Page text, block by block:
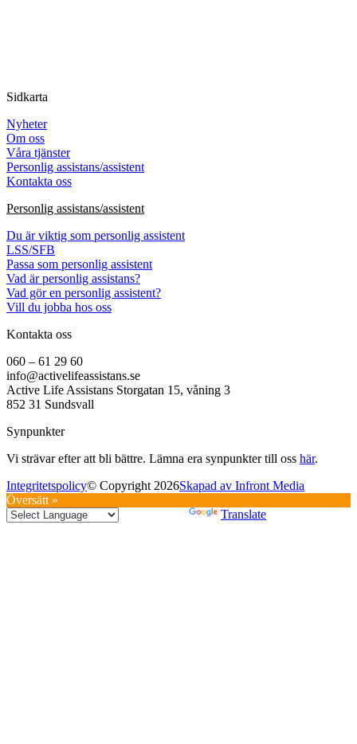
Sidkarta
Nyheter
Om oss
Våra tjänster
Personlig assistans/assistent
Kontakta oss
Personlig assistans/assistent
Du är viktig som personlig assistent
LSS/SFB
Passa som personlig assistent
Vad är personlig assistans?
Vad gör en personlig assistent?
Vill du jobba hos oss
Kontakta oss
060 – 61 29 60
info@activelifeassistans.se
Active Life Assistans Storgatan 15, våning 3
852 31 Sundsvall
Synpunkter
Vi strävar efter att bli bättre. Lämna era synpunkter till oss här.
Integritetspolicy© Copyright 2026Skapad av Infront Media
Översätt »
Translate